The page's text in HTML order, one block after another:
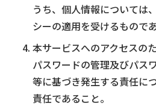
うち、個人情報については
シーの適用を受けるもので
本サービスへのアクセスの
パスワードの管理及びパス
等に基づき発生する責任に
責任であること。